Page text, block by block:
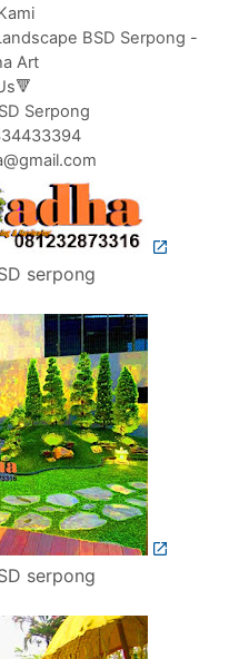
BSD Serpong -
Art
Serpong
serpong
serpong